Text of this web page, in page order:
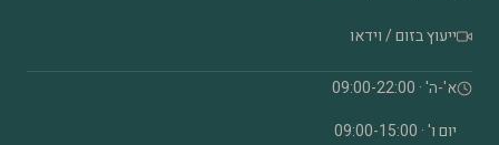
ייעוץ בזום / וידאו
א'-ה' · 09:00-22:00
יום ו' · 09:00-15:00